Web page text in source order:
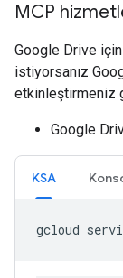
MCP
Google Drive
istiyorsanız
etkinleştirmeniz
Google
KSA
gcloud